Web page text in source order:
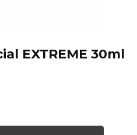
EXTREME 30ml